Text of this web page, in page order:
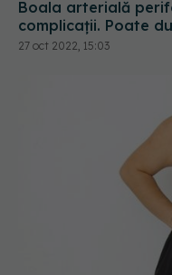
Lipedemul: cum
această afecțiune